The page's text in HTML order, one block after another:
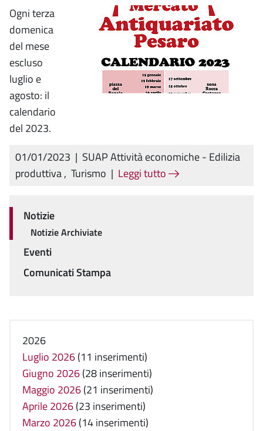
Ogni terza
domenica
del mese
escluso
luglio e
agosto: il
calendario
del 2023.
01/01/2023 | SUAP Attività economiche - Edilizia
produttiva, Turismo | Leggi tutto
Menu
Notizie
Notizie Archiviate
Eventi
Comunicati Stampa
2026
Luglio 2026(11 inserimenti)
Giugno 2026(28 inserimenti)
Maggio 2026(21 inserimenti)
Aprile 2026(23 inserimenti)
Marzo 2026(14 inserimenti)